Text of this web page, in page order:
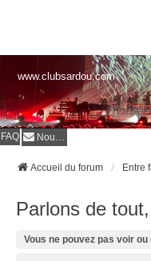
www.clubsardou.com
FAQ Nous contacter
Accueil du forum Entre
Parlons de
Vous ne pouvez pas voir